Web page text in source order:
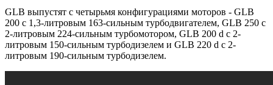
GLB выпустят с четырьмя конфигурациями моторов - GLB
200 с 1,3-литровым 163-сильным турбодвигателем, GLB 250 с
2-литровым 224-сильным турбомотором, GLB 200 d с 2-
литровым 150-сильным турбодизелем и GLB 220 d с 2-
литровым 190-сильным турбодизелем.